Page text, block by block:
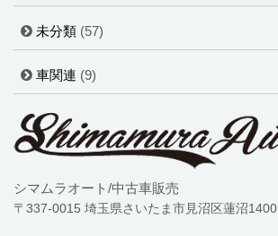
未分類 (57)
車関連 (9)
シマムラオート/中古車販売
〒337-0015 埼玉県さいたま市見沼区蓮沼1400